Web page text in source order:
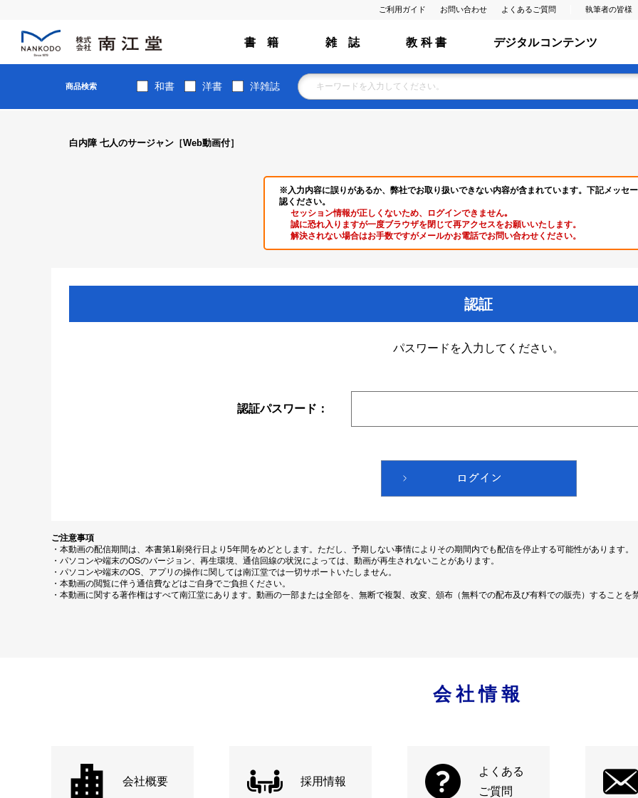
ご利用ガイド お問い合わせ よくあるご質問 執筆者の皆様
書 籍 雑 誌 教 科 書 デジタルコンテンツ
商品検索 和書 洋書 洋雑誌
白内障 七人のサージャン［Web動画付］
※入力内容に誤りがあるか、弊社でお取り扱いできない内容が含まれています。下記メッセ
認ください。
セッション情報が正しくないため、ログインできません｡
誠に恐れ入りますが一度ブラウザを閉じて再アクセスをお願いいたします。
解決されない場合はお手数ですがメールかお電話でお問い合わせください。
認証
パスワードを入力してください。
認証パスワード：
ご注意事項
・本動画の配信期間は、本書第1刷発行日より5年間をめどとします。ただし、予期しない事情によりその期間内でも配信を停止する可能性があります。
・パソコンや端末のOSのバージョン、再生環境、通信回線の状況によっては、動画が再生されないことがあります。
・パソコンや端末のOS、アプリの操作に関しては南江堂では一切サポートいたしません。
・本動画の閲覧に伴う通信費などはご自身でご負担ください。
・本動画に関する著作権はすべて南江堂にあります。動画の一部または全部を、無断で複製、改変、頒布（無料での配布及び有料での販売）することを
会社情報
会社概要 採用情報
よくある
ご質問